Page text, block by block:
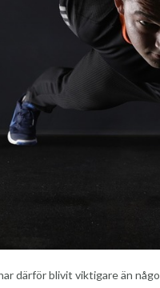
därför blivit viktigare än